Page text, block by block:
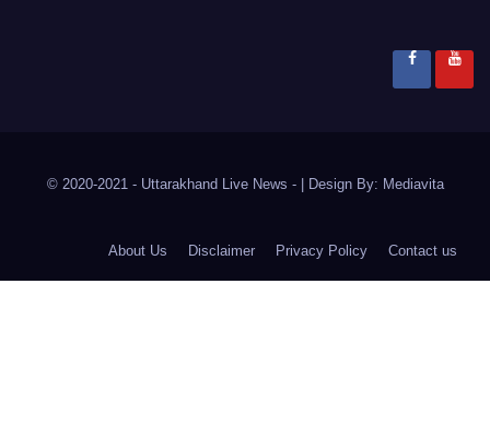
© 2020-2021 - Uttarakhand Live News - Design By: Mediavita
About Us Disclaimer Privacy Policy Contact us